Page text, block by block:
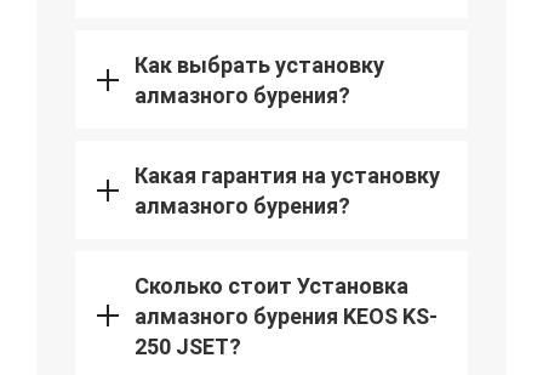
Как выбрать установку
алмазного бурения?
Какая гарантия на установку
алмазного бурения?
Сколько стоит Установка
алмазного бурения KEOS KS-
250 JSET?